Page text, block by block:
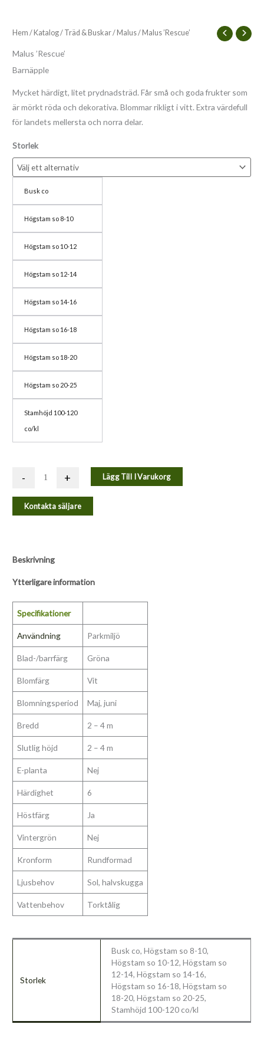
Hem /Katalog/ Träd & Buskar/Malus/ Malus ’Rescue’
Malus ’Rescue’
Barnäpple
Mycket härdigt, litet prydnadsträd. Får små och goda frukter som
är mörkt röda och dekorativa. Blommar rikligt i vitt. Extra värdefull
för landets mellersta och norra delar.
Storlek
Busk co
Högstam so 8-10
Högstam so 10-12
Högstam so 12-14
Högstam so 14-16
Högstam so 16-18
Högstam so 18-20
Högstam so 20-25
Stamhöjd 100-120
co/kl
- + Lägg Till I Varukorg
Kontakta säljare
Beskrivning
Ytterligare information
Specifikationer
Användning Parkmiljö
Blad-/barrfärg Gröna
Blomfärg Vit
Blomningsperiod Maj, juni
Bredd 2 – 4 m
Slutlig höjd 2 – 4 m
E-planta Nej
Härdighet 6
Höstfärg Ja
Vintergrön Nej
Kronform Rundformad
Ljusbehov Sol, halvskugga
Vattenbehov Torktålig
Storlek
Busk co, Högstam so 8-10,
Högstam so 10-12, Högstam so
12-14, Högstam so 14-16,
Högstam so 16-18, Högstam so
18-20, Högstam so 20-25,
Stamhöjd 100-120 co/kl